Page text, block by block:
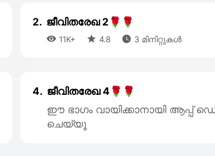
2. ജീവിതരേഖ 2🌹🌹
 11K+  4.8  3 മിനിറ്റുകൾ
4. ജീവിതരേഖ 4🌹🌹
ഈ ഭാഗം വായിക്കാനായി
ചെയ്യൂ